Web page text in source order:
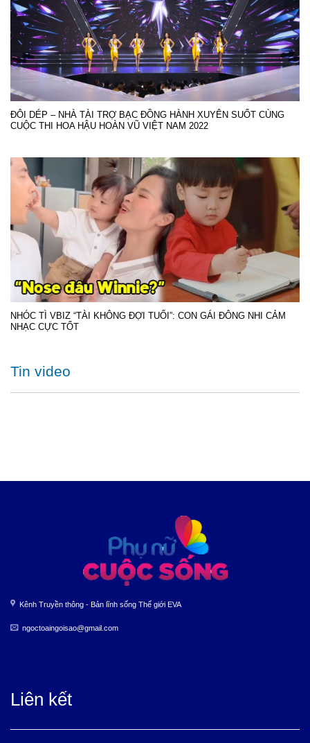
ĐÔI DÉP – NHÀ TÀI TRỢ BẠC ĐỒNG HÀNH XUYÊN SUỐT CÙNG
CUỘC THI HOA HẬU HOÀN VŨ VIỆT NAM 2022
NHÓC TÌ VBIZ “TÀI KHÔNG ĐỢI TUỔI”: CON GÁI ĐÔNG NHI CẢM
NHẠC CỰC TỐT
Tin video
Kênh Truyền thông - Bản lĩnh sống Thế giới EVA
ngoctoaingoisao@gmail.com
Liên kết